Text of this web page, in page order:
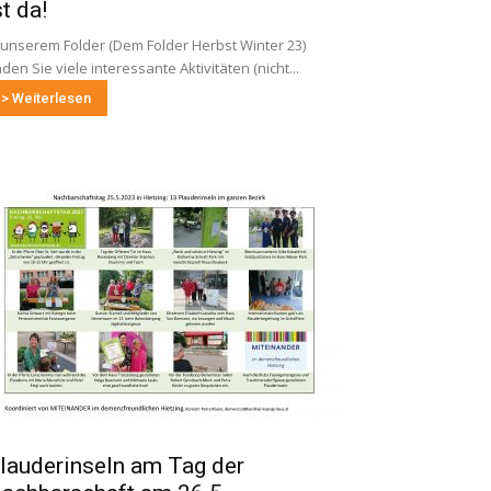
da!
Folder (Dem Folder Herbst Winter 23)
Sie viele interessante Aktivitäten (nicht...
> Weiterlesen
am Tag der